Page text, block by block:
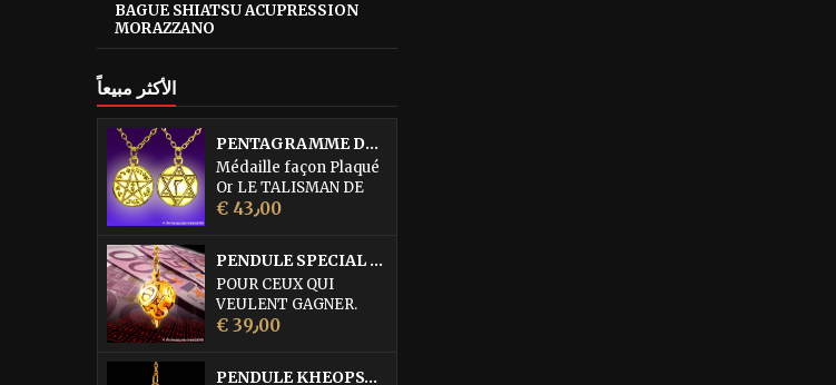
BAGUE SHIATSU ACUPRESSION
MORAZZANO
الأكثر مبيعاً
PENTAGRAMME DE L'ABBE JULIO
Médaille façon Plaqué
Or LE TALISMAN DE
PROTECTION
serait la quintessence
des médailles de
Protection. Elle est
d'une efficacité
combattre les forces
السعر € 43٫00
PENDULE SPECIAL LOTO • DORURE OR FIN
POUR CEUX QUI
VEULENT GAGNER.
Pendule égrégorique
السعر€ 39٫00
PENDULE KHEOPS® PHARAON MORAZZANO® DORÉ